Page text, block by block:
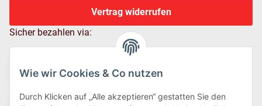
Wie wir Cookies & Co nutzen
Durch Klicken auf „Alle akzeptieren“ gestatten Sie den
Vertrag widerrufen
Sicher bezahlen via: